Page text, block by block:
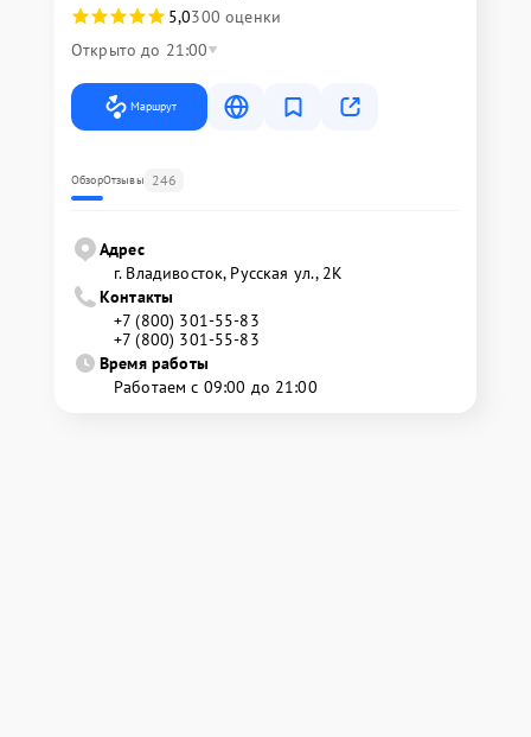
5,0300 оценки
Открыто до 21:00
Маршрут
ОбзорОтзывы 246
Адрес
г. Владивосток, Русская ул., 2К
Контакты
+7 (800) 301-55-83
+7 (800) 301-55-83
Время работы
Работаем с 09:00 до 21:00